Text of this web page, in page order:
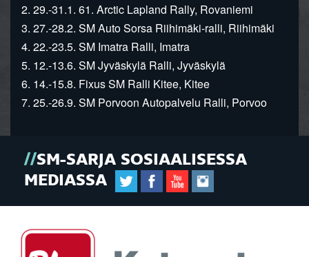
2. 29.-31.1. 61. Arctic Lapland Rally, Rovaniemi
3. 27.-28.2. SM Auto Sorsa Riihimäki-ralli, Riihimäki
4. 22.-23.5. SM Imatra Ralli, Imatra
5. 12.-13.6. SM Jyväskylä Ralli, Jyväskylä
6. 14.-15.8. Fixus SM Ralli Kitee, Kitee
7. 25.-26.9. SM Porvoon Autopalvelu Ralli, Porvoo
SM-SARJA SOSIAALISESSA
MEDIASSA